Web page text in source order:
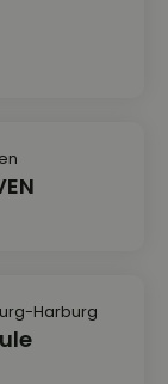
Harburg